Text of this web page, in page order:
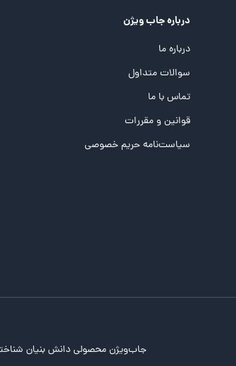
درباره جاب ویژن
درباره ما
سوالات متداول
تماس با ما
قوانین و مقررات
سیاست‌نامه حریم خصوصی
جاب‌ویژن محصولی دانش بنیان